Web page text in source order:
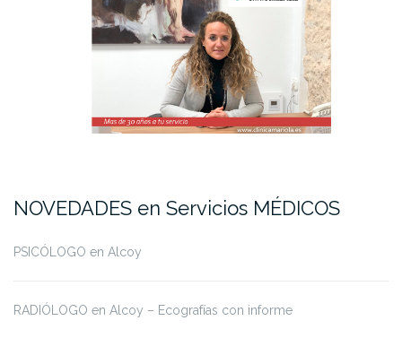
NOVEDADES en Servicios MÉDICOS
PSICÓLOGO en Alcoy
RADIÓLOGO en Alcoy – Ecografías con informe